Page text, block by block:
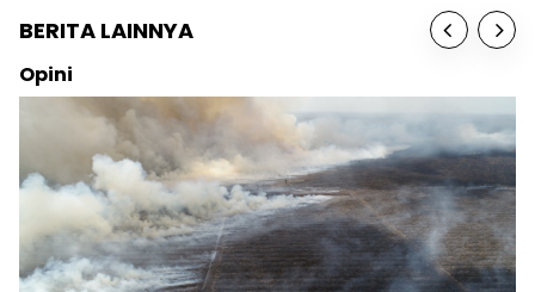
BERITA LAINNYA
Opini